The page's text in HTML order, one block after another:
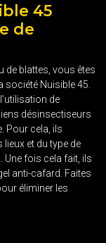
45
de
de blattes, vous êtes
société Nuisible 45.
de
désinsectiseurs
Pour cela, ils
et du type de
fois cela fait, ils
anti-cafard. Faites
éliminer les